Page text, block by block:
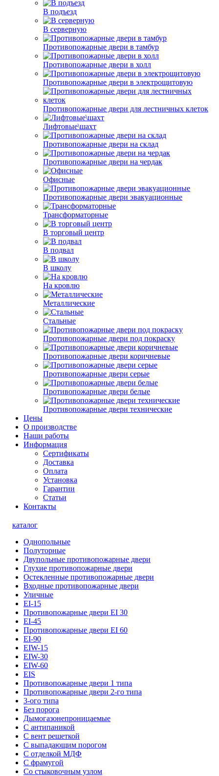
В подъезд
В серверную
Противопожарные двери в тамбур
Противопожарные двери в холл
Противопожарные двери в электрощитовую
Противопожарные двери для лестничных клеток
Лифтовые\шахт
Противопожарные двери на склад
Противопожарные двери на чердак
Офисные
Противопожарные двери эвакуационные
Трансформаторные
В торговый центр
В подвал
В школу
На кровлю
Металлические
Стальные
Противопожарные двери под покраску
Противопожарные двери коричневые
Противопожарные двери серые
Противопожарные двери белые
Противопожарные двери технические
Цены
О производстве
Наши работы
Информация
Сертификаты
Доставка
Оплата
Установка
Гарантии
Статьи
Контакты
каталог
Однопольные
Полуторные
Двупольные противопожарные двери
Глухие противопожарные двери
Остекленные противопожарные двери
Входные противопожарные двери
Уличные
EI-15
Противопожарные двери EI 30
EI-45
Противопожарные двери EI 60
EI-90
EIW-15
EIW-30
EIW-60
EIS
Противопожарные двери 1 типа
Противопожарные двери 2-го типа
3-ого типа
Без порога
Дымогазонепроницаемые
С антипаникой
С вент решеткой
С выпадающим порогом
С отделкой МДФ
С фрамугой
Со стыковочным узлом